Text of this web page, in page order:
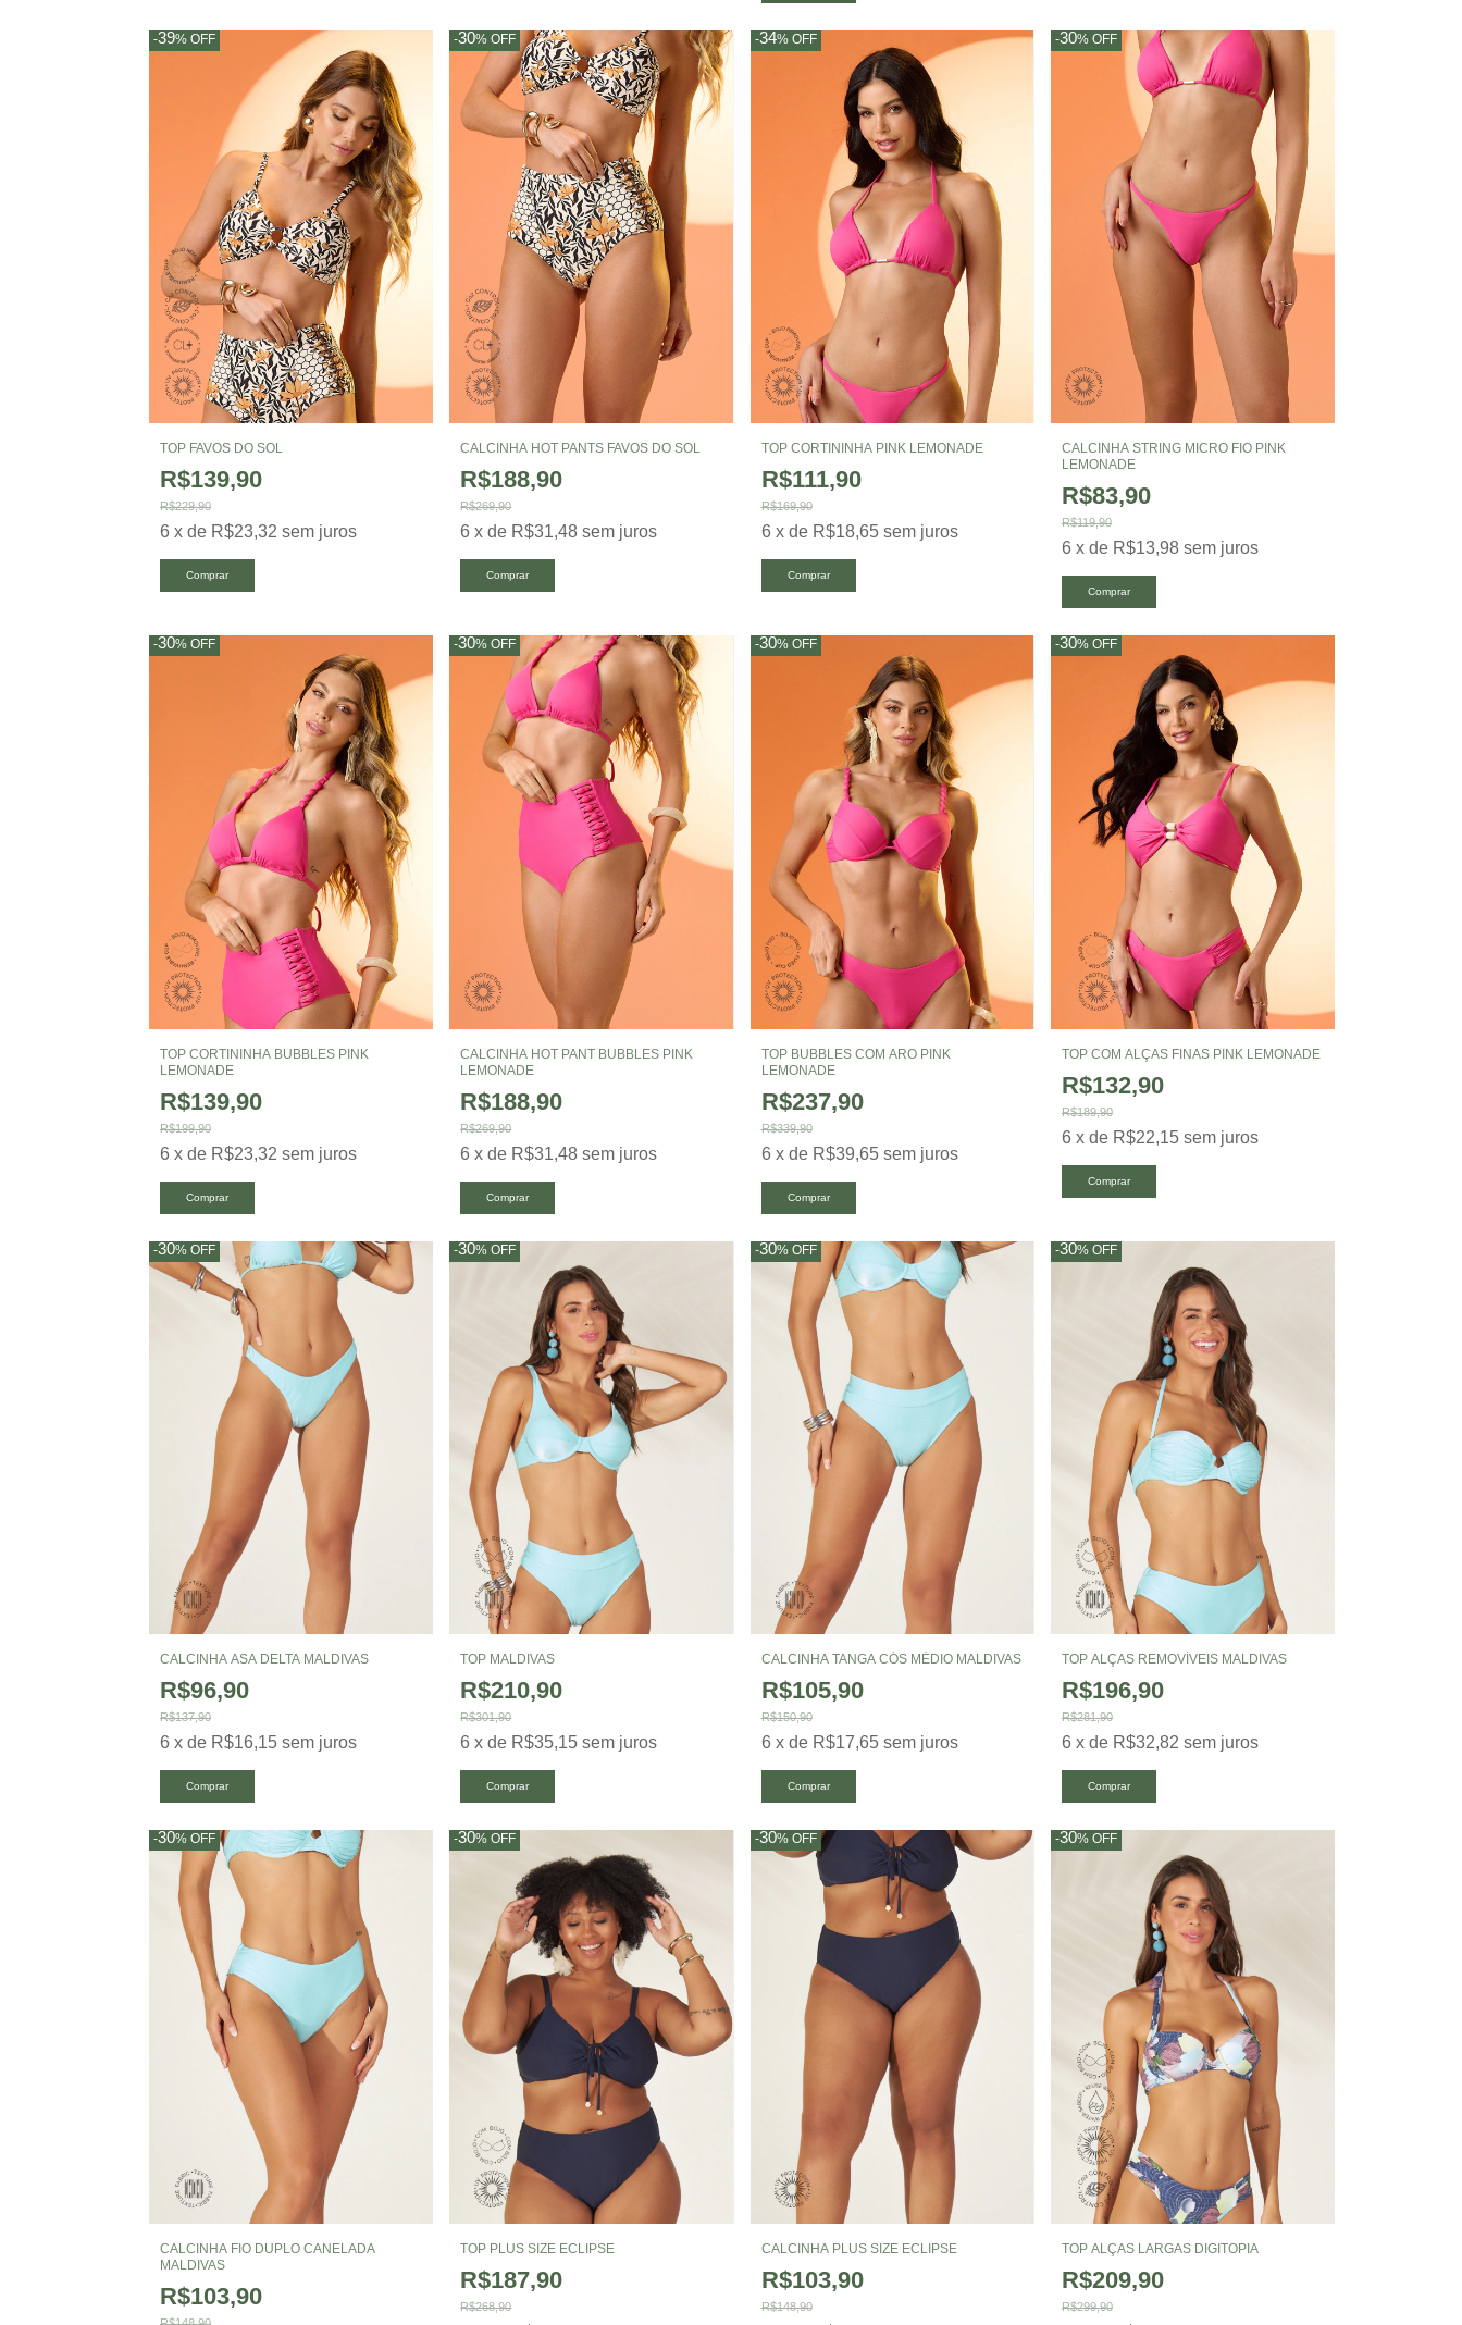
TOP FAVOS DO SOL
R$139,90
-39% OFF
R$229,90
6 x de R$23,32 sem juros
Comprar
CALCINHA HOT PANTS FAVOS DO SOL
R$188,90
-30%OFF
R$269,90
6 xde R$31,48 sem juros
Comprar
TOP CORTININHA PINK LEMONADE
R$111,90
-34% OFF
R$169,90
6 x de R$18,65 sem juros
Comprar
CALCINHA STRING MICRO FIO PINK
LEMONADE
R$83,90
-30% OFF
R$119,90
6 x de R$13,98 sem juros
Comprar
TOP CORTININHA BUBBLES PINK
LEMONADE
R$139,90
-30% OFF
R$199,90
6 x de R$23,32 sem juros
Comprar
CALCINHA HOT PANT BUBBLES PINK
LEMONADE
R$188,90
-30%OFF
R$269,90
6 xde R$31,48 sem juros
Comprar
TOP BUBBLES COM ARO PINK
LEMONADE
R$237,90
-30% OFF
R$339,90
6 x de R$39,65 sem juros
Comprar
TOP COM ALÇAS FINAS PINK LEMONADE
R$132,90
-30% OFF
R$189,90
6 x de R$22,15 sem juros
Comprar
CALCINHA ASA DELTA MALDIVAS
R$96,90
-30% OFF
R$137,90
6 x de R$16,15 sem juros
Comprar
TOP MALDIVAS
R$210,90
-30%OFF
R$301,90
6 xde R$35,15 sem juros
Comprar
CALCINHA TANGA CÓS MÉDIO MALDIVAS
R$105,90
-30% OFF
R$150,90
6 x de R$17,65 sem juros
Comprar
TOP ALÇAS REMOVÍVEIS MALDIVAS
R$196,90
-30% OFF
R$281,90
6 x de R$32,82 sem juros
Comprar
CALCINHA FIO DUPLO CANELADA
MALDIVAS
R$103,90
-30% OFF
TOP PLUS SIZE ECLIPSE
R$187,90
-30%OFF
R$268,90
CALCINHA PLUS SIZE ECLIPSE
R$103,90
-30% OFF
R$148,90
TOP ALÇAS LARGAS DIGITOPIA
R$209,90
-30% OFF
R$299,90